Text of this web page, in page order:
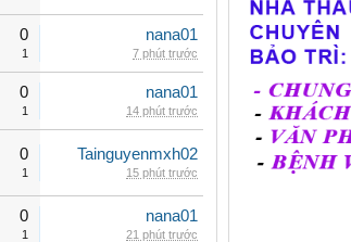
0
1
nana01
7 phút trước
0
1
nana01
14 phút trước
0
1
Tainguyenmxh02
15 phút trước
0
1
nana01
21 phút trước